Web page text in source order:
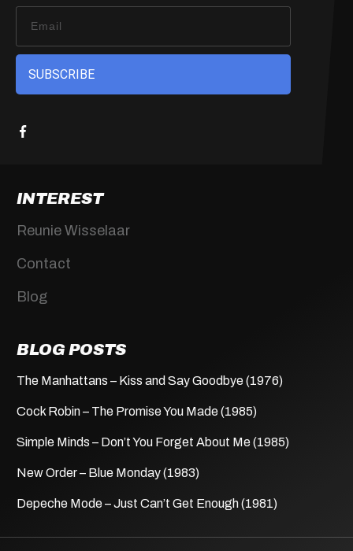
SUBSCRIBE
INTEREST
Reunie Wisselaar
Contact
Blog
BLOG POSTS
The Manhattans – Kiss and Say Goodbye (1976)
Cock Robin – The Promise You Made (1985)
Simple Minds – Don’t You Forget About Me (1985)
New Order – Blue Monday (1983)
Depeche Mode – Just Can’t Get Enough (1981)